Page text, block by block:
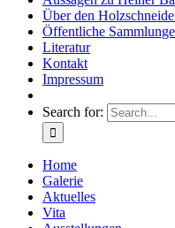
Über den
Öffentliche
Literatur
Kontakt
Impressum
Search for:
Home
Galerie
Aktuelles
Vita